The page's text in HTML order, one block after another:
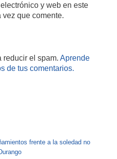
y web en este
que comente.
reducir el spam. Aprende
de tus comentarios.
frente a la soledad no